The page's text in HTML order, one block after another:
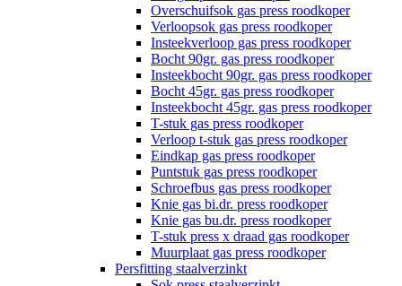
Overschuifsok gas press roodkoper
Verloopsok gas press roodkoper
Insteekverloop gas press roodkoper
Bocht 90gr. gas press roodkoper
Insteekbocht 90gr. gas press roodkoper
Bocht 45gr. gas press roodkoper
Insteekbocht 45gr. gas press roodkoper
T-stuk gas press roodkoper
Verloop t-stuk gas press roodkoper
Eindkap gas press roodkoper
Puntstuk gas press roodkoper
Schroefbus gas press roodkoper
Knie gas bi.dr. press roodkoper
Knie gas bu.dr. press roodkoper
T-stuk press x draad gas roodkoper
Muurplaat gas press roodkoper
Persfitting staalverzinkt